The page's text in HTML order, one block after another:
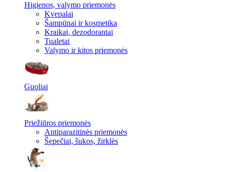
Higienos, valymo priemonės
Kvepalai
Šampūnai ir kosmetika
Kraikai, dezodorantai
Tualetai
Valymo ir kitos priemonės
Guoliai
Priežiūros priemonės
Antiparazitinės priemonės
Šepečiai, šukos, žirklės